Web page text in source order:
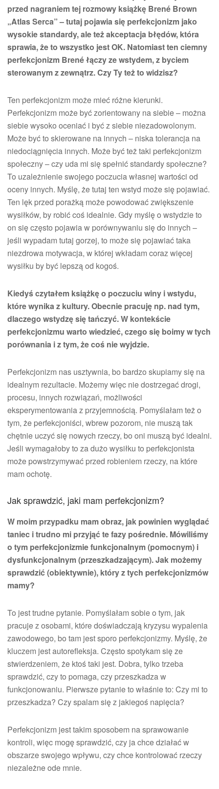
przed nagraniem tej rozmowy książkę Brené Brown
„Atlas Serca” – tutaj pojawia się perfekcjonizm jako
wysokie standardy, ale też akceptacja błędów, która
sprawia, że to wszystko jest OK. Natomiast ten ciemny
perfekcjonizm Brené łączy ze wstydem, z byciem
sterowanym z zewnątrz. Czy Ty też to widzisz?
Ten perfekcjonizm może mieć różne kierunki.
Perfekcjonizm może być zorientowany na siebie – można
siebie wysoko oceniać i być z siebie niezadowolonym.
Może być to skierowane na innych – niska tolerancja na
niedociągnięcia innych. Może być też taki perfekcjonizm
społeczny – czy uda mi się spełnić standardy społeczne?
To uzależnienie swojego poczucia własnej wartości od
oceny innych. Myślę, że tutaj ten wstyd może się pojawiać.
Ten lęk przed porażką może powodować zwiększenie
wysiłków, by robić coś idealnie. Gdy myślę o wstydzie to
on się często pojawia w porównywaniu się do innych –
jeśli wypadam tutaj gorzej, to może się pojawiać taka
niezdrowa motywacja, w której wkładam coraz więcej
wysiłku by być lepszą od kogoś.
Kiedyś czytałem książkę o poczuciu winy i wstydu,
które wynika z kultury. Obecnie pracuję np. nad tym,
dlaczego wstydzę się tańczyć. W kontekście
perfekcjonizmu warto wiedzieć, czego się boimy w tych
porównania i z tym, że coś nie wyjdzie.
Perfekcjonizm nas usztywnia, bo bardzo skupiamy się na
idealnym rezultacie. Możemy więc nie dostrzegać drogi,
procesu, innych rozwiązań, możliwości
eksperymentowania z przyjemnością. Pomyślałam też o
tym, że perfekcjoniści, wbrew pozorom, nie muszą tak
chętnie uczyć się nowych rzeczy, bo oni muszą być idealni.
Jeśli wymagałoby to za dużo wysiłku to perfekcjonista
może powstrzymywać przed robieniem rzeczy, na które
mam ochotę.
Jak sprawdzić, jaki mam perfekcjonizm?
W moim przypadku mam obraz, jak powinien wyglądać
taniec i trudno mi przyjąć te fazy pośrednie. Mówiliśmy
o tym perfekcjonizmie funkcjonalnym (pomocnym) i
dysfunkcjonalnym (przeszkadzającym). Jak możemy
sprawdzić (obiektywnie), który z tych perfekcjonizmów
mamy?
To jest trudne pytanie. Pomyślałam sobie o tym, jak
pracuje z osobami, które doświadczają kryzysu wypalenia
zawodowego, bo tam jest sporo perfekcjonizmy. Myślę, że
kluczem jest autorefleksja. Często spotykam się ze
stwierdzeniem, że ktoś taki jest. Dobra, tylko trzeba
sprawdzić, czy to pomaga, czy przeszkadza w
funkcjonowaniu. Pierwsze pytanie to właśnie to: Czy mi to
przeszkadza? Czy spalam się z jakiegoś napięcia?
Perfekcjonizm jest takim sposobem na sprawowanie
kontroli, więc mogę sprawdzić, czy ja chce działać w
obszarze swojego wpływu, czy chce kontrolować rzeczy
niezależne ode mnie.